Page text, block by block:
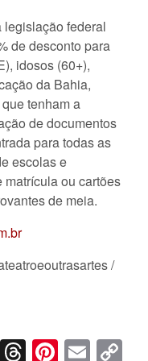
legislação federal
de desconto para
idosos (60+),
da Bahia,
tenham a
de documentos
para todas as
escolas e
ou cartões
de meia.
/
Twitter
Threads